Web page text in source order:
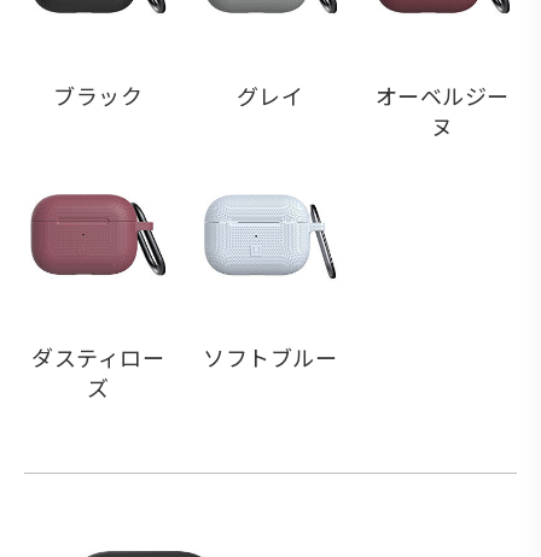
ブラック グレイ
オーベルジー
ヌ
ダスティロー
ズ
ソフトブルー